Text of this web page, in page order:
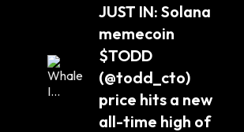
JUST IN: Solana
memecoin
$TODD
(@todd_cto)
price hits a new
all-time high of